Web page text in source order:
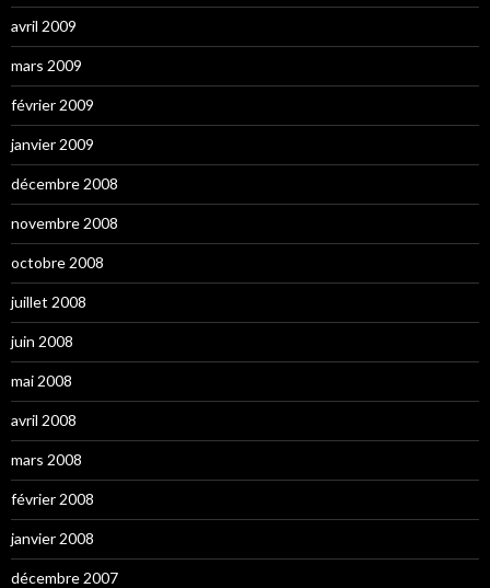
avril 2009
mars 2009
février 2009
janvier 2009
décembre 2008
novembre 2008
octobre 2008
juillet 2008
juin 2008
mai 2008
avril 2008
mars 2008
février 2008
janvier 2008
décembre 2007